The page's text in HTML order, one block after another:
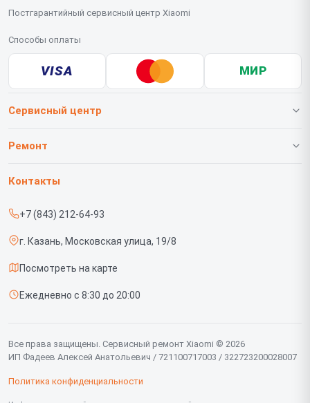
Постгарантийный сервисный центр Xiaomi
Способы оплаты
VISA МИР
Сервисный центр
О нашем сервисе
Срочный ремонт
Доставка и способы оплаты
Диагностика
Контакты
Ремонт
Телефонов
Ноутбуков
Контакты
+7 (843) 212-64-93
г. Казань, Московская улица, 19/8
Посмотреть на карте
Ежедневно с 8:30 до 20:00
Все права защищены. Сервисный ремонт Xiaomi © 2026
ИП Фадеев Алексей Анатольевич / 721100717003 / 322723200028007
Политика конфиденциальности